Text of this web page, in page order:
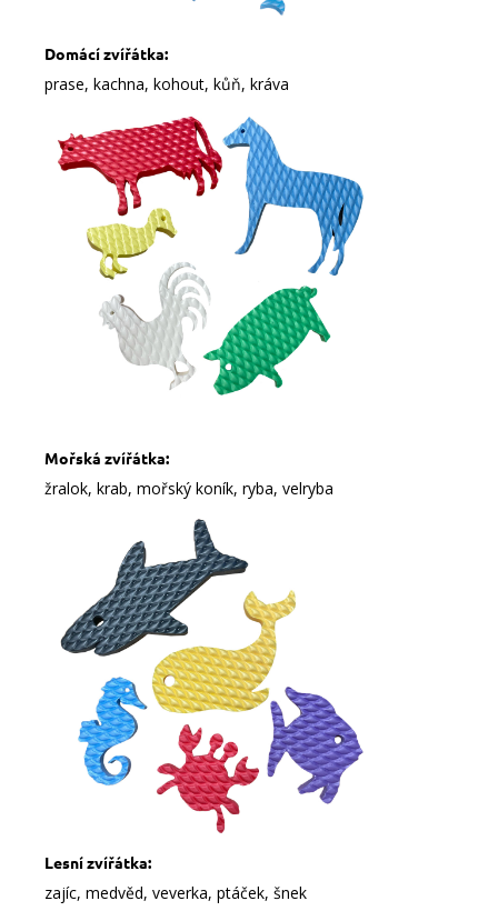
Domácí zvířátka:
prase, kachna, kohout, kůň, kráva
Mořská zvířátka:
žralok, krab, mořský koník, ryba, velryba
Lesní zvířátka:
zajíc, medvěd, veverka, ptáček, šnek